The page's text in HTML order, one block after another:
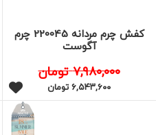
کفش چرم مردانه 220045 چرم
آگوست
۷,۹۸۰,۰۰۰تومان
۶,۵۴۳,۶۰۰تومان